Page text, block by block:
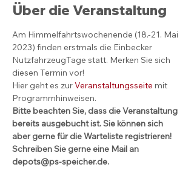
Über die Veranstaltung
Am Himmelfahrtswochenende (18.-21. Mai
2023) finden erstmals die Einbecker
NutzfahrzeugTage statt. Merken Sie sich
diesen Termin vor!
Hier geht es zur Veranstaltungsseite mit
Programmhinweisen.
Bitte beachten Sie, dass die Veranstaltung
bereits ausgebucht ist. Sie können sich
aber gerne für die Warteliste registrieren!
Schreiben Sie gerne eine Mail an
depots@ps-speicher.de.